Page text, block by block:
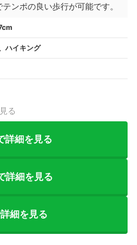
ンポの良い歩行が可能です。
ハイキング
る
詳細を見る
詳細を見る
細を見る